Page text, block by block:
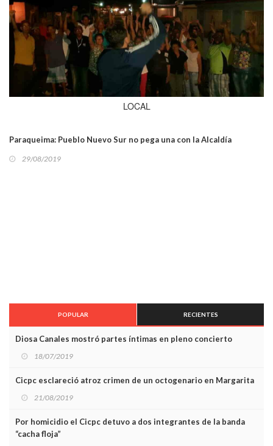
LOCAL
Paraqueima: Pueblo Nuevo Sur no pega una con la Alcaldía
29/08/2019
POPULAR RECIENTES
Diosa Canales mostró partes íntimas en pleno concierto
18/07/2019
Cicpc esclareció atroz crimen de un octogenario en Margarita
21/08/2019
Por homicidio el Cicpc detuvo a dos integrantes de la banda
“cacha floja”